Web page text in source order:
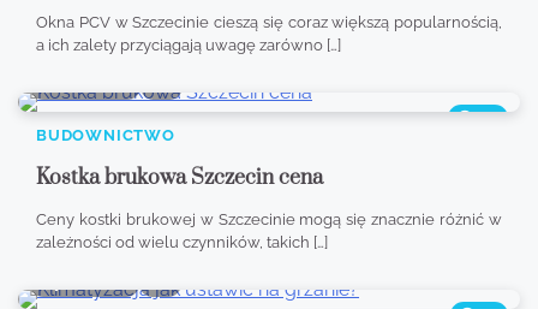
Okna PCV w Szczecinie cieszą się coraz większą popularnością,
a ich zalety przyciągają uwagę zarówno […]
449
BUDOWNICTWO
Kostka brukowa Szczecin cena
Ceny kostki brukowej w Szczecinie mogą się znacznie różnić w
zależności od wielu czynników, takich […]